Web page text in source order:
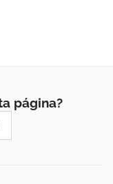
página?